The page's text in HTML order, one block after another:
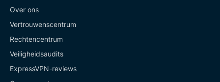
Over ons
Vertrouwenscentrum
Rechtencentrum
Veiligheidsaudits
ExpressVPN-reviews